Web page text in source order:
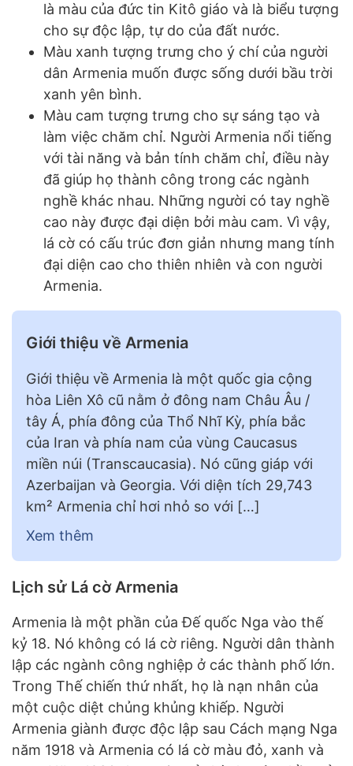
là màu của đức tin Kitô giáo và là biểu tượng
cho sự độc lập, tự do của đất nước.
Màu xanh tượng trưng cho ý chí của người
dân Armenia muốn được sống dưới bầu trời
xanh yên bình.
Màu cam tượng trưng cho sự sáng tạo và
làm việc chăm chỉ. Người Armenia nổi tiếng
với tài năng và bản tính chăm chỉ, điều này
đã giúp họ thành công trong các ngành
nghề khác nhau. Những người có tay nghề
cao này được đại diện bởi màu cam. Vì vậy,
lá cờ có cấu trúc đơn giản nhưng mang tính
đại diện cao cho thiên nhiên và con người
Armenia.
Giới thiệu về Armenia
Giới thiệu về Armenia là một quốc gia cộng
hòa Liên Xô cũ nằm ở đông nam Châu Âu /
tây Á, phía đông của Thổ Nhĩ Kỳ, phía bắc
của Iran và phía nam của vùng Caucasus
miền núi (Transcaucasia). Nó cũng giáp với
Azerbaijan và Georgia. Với diện tích 29,743
km² Armenia chỉ hơi nhỏ so với […]
Xem thêm
Lịch sử Lá cờ Armenia
Armenia là một phần của Đế quốc Nga vào thế
kỷ 18. Nó không có lá cờ riêng. Người dân thành
lập các ngành công nghiệp ở các thành phố lớn.
Trong Thế chiến thứ nhất, họ là nạn nhân của
một cuộc diệt chủng khủng khiếp. Người
Armenia giành được độc lập sau Cách mạng Nga
năm 1918 và Armenia có lá cờ màu đỏ, xanh và